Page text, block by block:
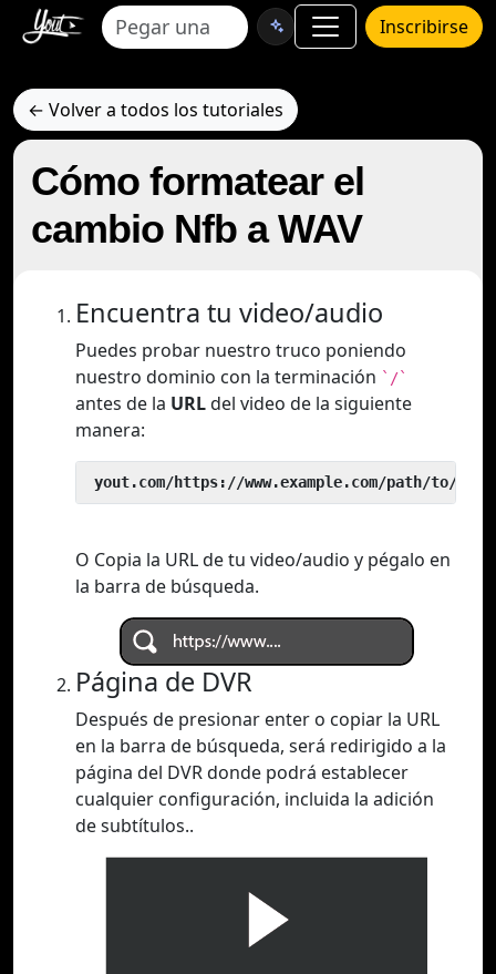
Inscribirse
← Volver a todos los tutoriales
Cómo formatear el
cambio Nfb a WAV
Encuentra tu video/audio
Puedes probar nuestro truco poniendo
nuestro dominio con la terminación `/`
antes de la URLdel video de la siguiente
manera:
yout.com/https://www.example.com/path/to/
O Copia la URL de tu video/audio y pégalo en
la barra de búsqueda.
Página de DVR
Después de presionar enter o copiar la URL
en la barra de búsqueda, será redirigido a la
página del DVR donde podrá establecer
cualquier configuración, incluida la adición
de subtítulos..